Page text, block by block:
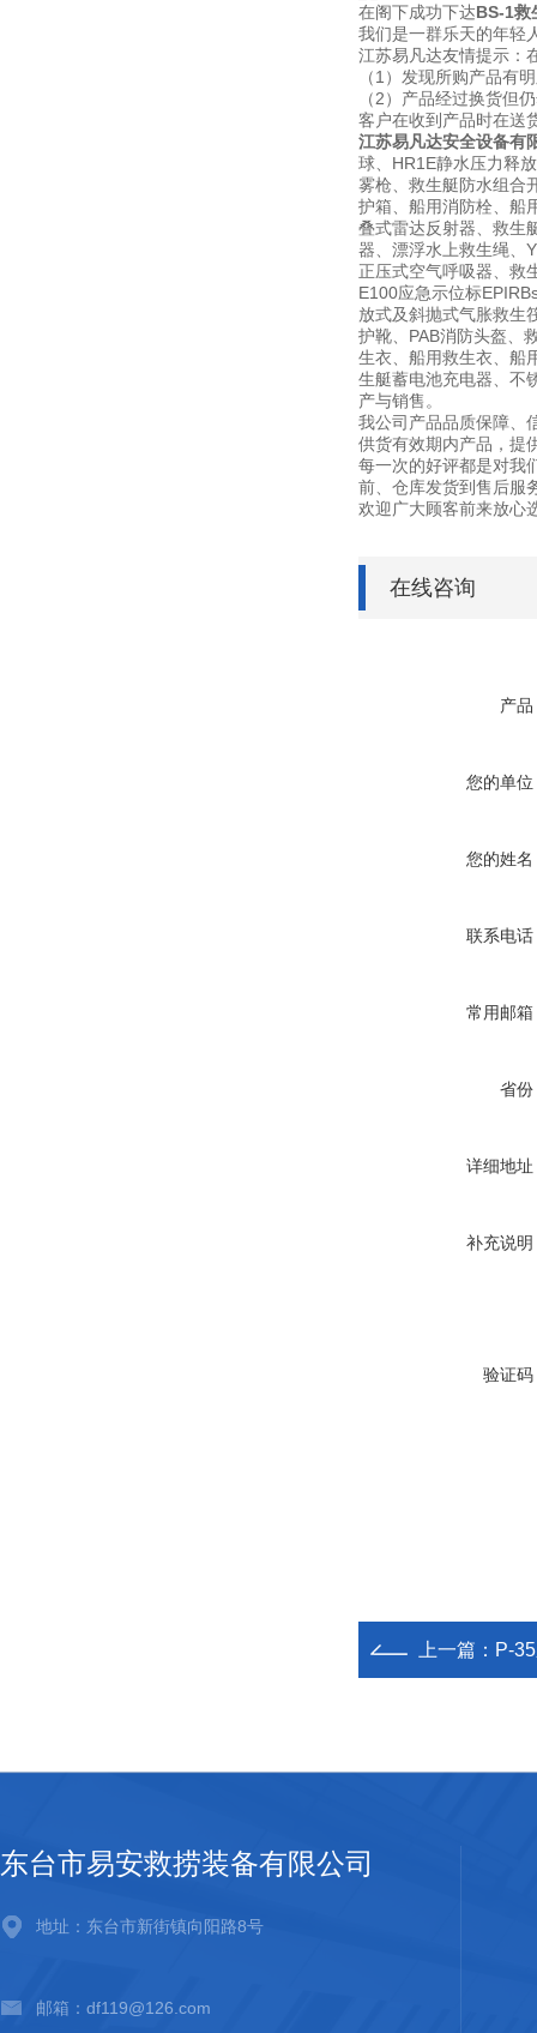
在阁下成功下达BS-1救
我们是一群乐天的年轻
江苏易凡达友情提示：
（1）发现所购产品有
（2）产品经过换货但
客户在收到产品时在送
江苏易凡达安全设备有
球、HR1E静水压力释
雾枪、救生艇防水组合
护箱、船用消防栓、船
叠式雷达反射器、救生
器、漂浮水上救生绳、
正压式空气呼吸器、救
E100应急示位标
放式及斜抛式气胀救生
护靴、PAB消防头盔、
生衣、船用救生衣、船
生艇蓄电池充电器、不
产与销售。
我公司产品品质保障、
供货有效期内产品，提
每一次的好评都是对我
前、仓库发货到售后服
欢迎广大顾客前来放心
在线咨询
产品
您的单位
您的姓名
联系电话
常用邮箱
省份
详细地址
补充说明
验证码
上一篇： P-35
东台市易安救捞装备有限公司
地址：东台市新街镇向阳路8号
邮箱：df119@126.com